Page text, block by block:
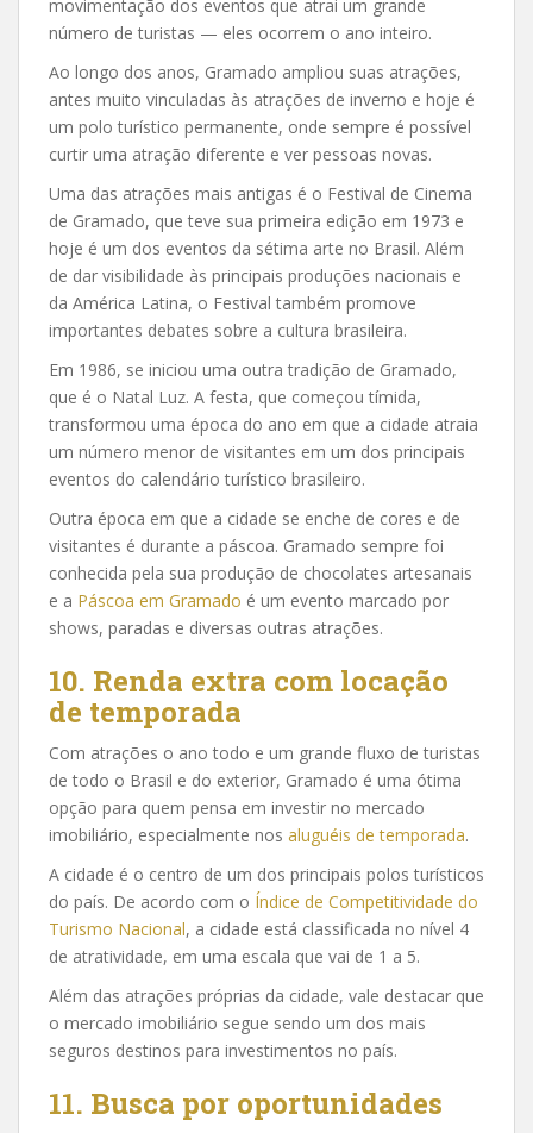
movimentação dos eventos que atrai um grande
número de turistas — eles ocorrem o ano inteiro.
Ao longo dos anos, Gramado ampliou suas atrações,
antes muito vinculadas às atrações de inverno e hoje é
um polo turístico permanente, onde sempre é possível
curtir uma atração diferente e ver pessoas novas.
Uma das atrações mais antigas é o Festival de Cinema
de Gramado, que teve sua primeira edição em 1973 e
hoje é um dos eventos da sétima arte no Brasil. Além
de dar visibilidade às principais produções nacionais e
da América Latina, o Festival também promove
importantes debates sobre a cultura brasileira.
Em 1986, se iniciou uma outra tradição de Gramado,
que é o Natal Luz. A festa, que começou tímida,
transformou uma época do ano em que a cidade atraia
um número menor de visitantes em um dos principais
eventos do calendário turístico brasileiro.
Outra época em que a cidade se enche de cores e de
visitantes é durante a páscoa. Gramado sempre foi
conhecida pela sua produção de chocolates artesanais
e a Páscoa em Gramado é um evento marcado por
shows, paradas e diversas outras atrações.
10. Renda extra com locação
de temporada
Com atrações o ano todo e um grande fluxo de turistas
de todo o Brasil e do exterior, Gramado é uma ótima
opção para quem pensa em investir no mercado
imobiliário, especialmente nos aluguéis de temporada.
A cidade é o centro de um dos principais polos turísticos
do país. De acordo com o Índice de Competitividade do
Turismo Nacional, a cidade está classificada no nível 4
de atratividade, em uma escala que vai de 1 a 5.
Além das atrações próprias da cidade, vale destacar que
o mercado imobiliário segue sendo um dos mais
seguros destinos para investimentos no país.
11. Busca por oportunidades